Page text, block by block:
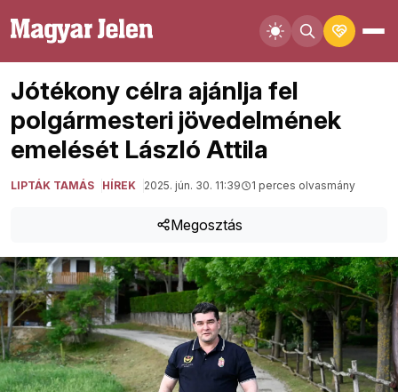
Jótékony célra ajánlja fel
polgármesteri jövedelmének
emelését László Attila
LIPTÁK TAMÁS HÍREK 2025. jún. 30. 11:39 1 perces olvasmány
Megosztás